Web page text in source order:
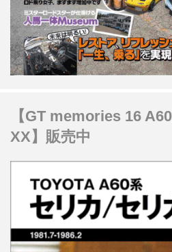
【GT memories 16
XX】販売中